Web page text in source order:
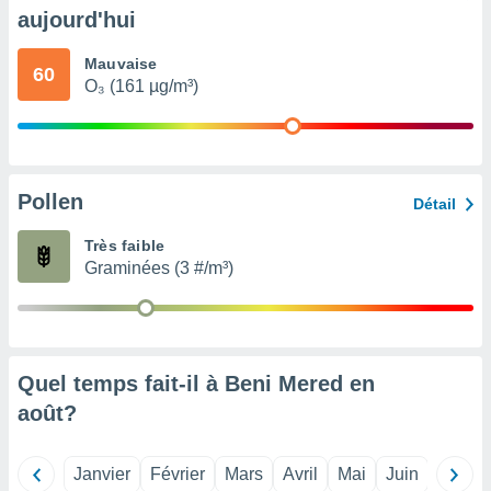
ou
de la
non
des
le
en
aujourd'hui
60 Mauvaise
O₃ (161 µg/m³)
Pollen Détail
Très faible
Graminées (3 #/m³)
Quel temps fait-il à Beni Mered en
août?
Janvier Février Mars Avril Mai Juin Juillet